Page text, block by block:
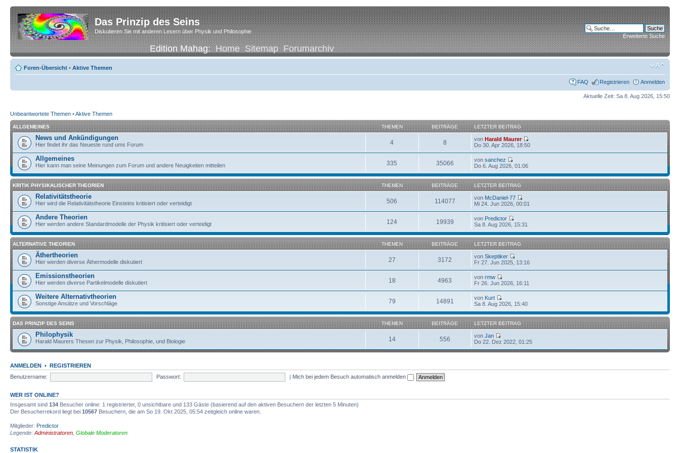
Das Prinzip des Seins
Diskutieren Sie mit anderen Lesern über Physik und Philosophie
Edition Mahag:Home Sitemap Forumarchiv
Erweiterte Suche
Foren-Übersicht • Aktive Themen
FAQ Registrieren Anmelden
Aktuelle Zeit: Sa 8. Aug 2026, 15:50
Unbeantwortete Themen •Aktive Themen
ALLGEMEINES THEMEN BEITRÄGE LETZTER BEITRAG
News und Ankündigungen
Hier findet ihr das Neueste rund ums Forum 4 8 vonHarald Maurer
Do 30. Apr 2026, 18:50
Allgemeines
Hier kann man seine Meinungen zum Forum und andere Neuigkeiten mitteilen 335 35066 vonsanchez
Do 6. Aug 2026, 01:06
KRITIK PHYSIKALISCHER THEORIEN THEMEN BEITRÄGE LETZTER BEITRAG
Relativitätstheorie
Hier wird die Relativitätstheorie Einsteins kritisiert oder verteidigt 506 114077 von McDaniel-77
Mi 24. Jun 2026, 00:01
Andere Theorien
Hier werden andere Standardmodelle der Physik kritisiert oder verteidigt 124 19939 von Predictor
Sa 8. Aug 2026, 15:31
ALTERNATIVE THEORIEN THEMEN BEITRÄGE LETZTER BEITRAG
Äthertheorien
Hier werden diverse Äthermodelle diskutiert 27 3172 vonSkeptiker
Fr 27. Jun 2025, 13:16
Emissionstheorien
Hier werden diverse Partikelmodelle diskutiert 18 4963 vonrmw
Fr 26. Jun 2026, 16:11
Weitere Alternativtheorien
Sonstige Ansätze und Vorschläge 79 14891 von Kurt
Sa 8. Aug 2026, 15:40
DAS PRINZIP DES SEINS THEMEN BEITRÄGE LETZTER BEITRAG
Philophysik
Harald Maurers Thesen zur Physik, Philosophie, und Biologie 14 556 vonJan
Do 22. Dez 2022, 01:25
ANMELDEN • REGISTRIEREN
Benutzername:
Passwort: | Mich bei jedem Besuch automatisch anmelden
WER IST ONLINE?
Insgesamt sind 134 Besucher online: 1 registrierter, 0 unsichtbare und 133 Gäste (basierend auf den aktiven Besuchern der letzten 5 Minuten)
Der Besucherrekord liegt bei 10567 Besuchern, die am So 19. Okt 2025, 05:54 zeitgleich online waren.
Mitglieder: Predictor
Legende: Administratoren Globale Moderatoren
STATISTIK